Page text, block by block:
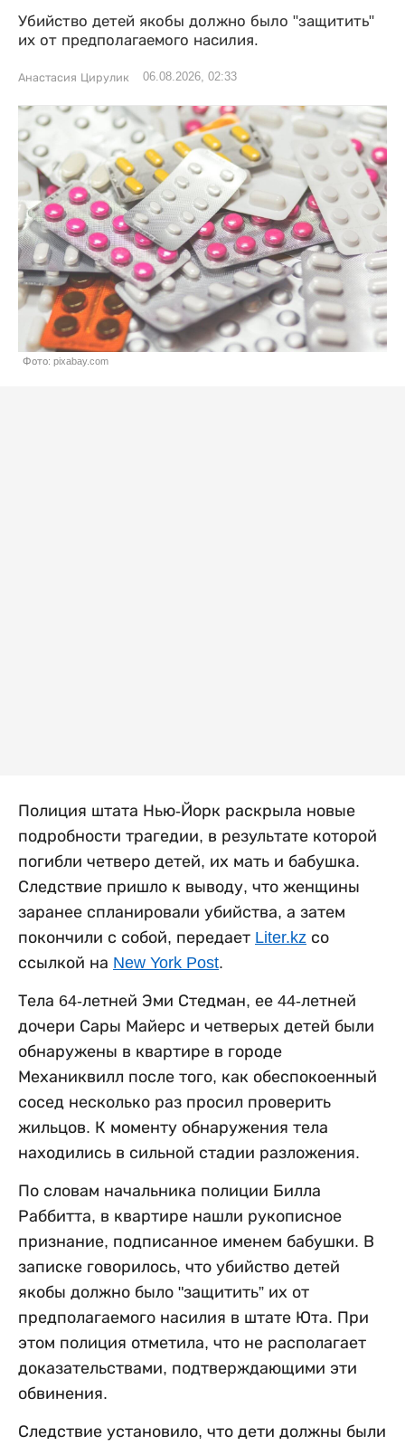
Убийство детей якобы должно было "защитить"
их от предполагаемого насилия.
Анастасия Цирулик 06.08.2026, 02:33
Фото: pixabay.com
Полиция штата Нью-Йорк раскрыла новые
подробности трагедии, в результате которой
погибли четверо детей, их мать и бабушка.
Следствие пришло к выводу, что женщины
заранее спланировали убийства, а затем
покончили с собой, передает Liter.kz со
ссылкой на New York Post.
Тела 64-летней Эми Стедман, ее 44-летней
дочери Сары Майерс и четверых детей были
обнаружены в квартире в городе
Механиквилл после того, как обеспокоенный
сосед несколько раз просил проверить
жильцов. К моменту обнаружения тела
находились в сильной стадии разложения.
По словам начальника полиции Билла
Раббитта, в квартире нашли рукописное
признание, подписанное именем бабушки. В
записке говорилось, что убийство детей
якобы должно было "защитить” их от
предполагаемого насилия в штате Юта. При
этом полиция отметила, что не располагает
доказательствами, подтверждающими эти
обвинения.
Следствие установило, что дети должны были